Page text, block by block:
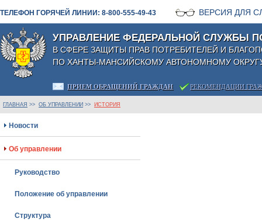
ТЕЛЕФОН ГОРЯЧЕЙ ЛИНИИ: 8-800-555-49-43 ВЕРСИЯ ДЛЯ
УПРАВЛЕНИЕ ФЕДЕРАЛЬНОЙ СЛУЖБЫ
В СФЕРЕ ЗАЩИТЫ ПРАВ ПОТРЕБИТЕЛЕЙ И
ПО ХАНТЫ-МАНСИЙСКОМУ АВТОНОМНОМУ
ПРИЕМ ОБРАЩЕНИЙ ГРАЖДАН РЕКОМЕНДАЦИИ
ГЛАВНАЯ >> ОБ УПРАВЛЕНИИ >> ИСТОРИЯ
Новости
Об управлении
Руководство
Положение об управлении
Структура